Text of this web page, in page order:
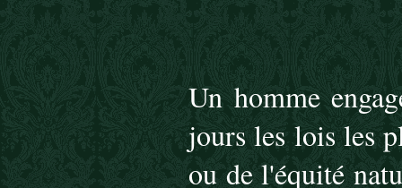
Un homme
jours les lois les
ou de l'équité